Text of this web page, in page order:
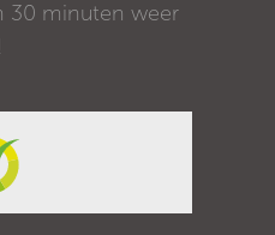
30 minuten weer